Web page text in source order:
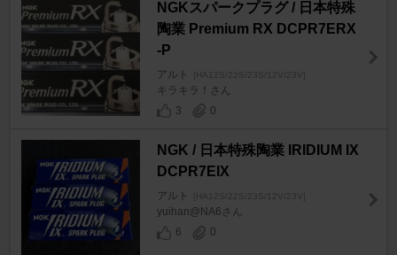
NGKスパークプラグ / 日本特殊
陶業 Premium RX DCPR7ERX
-P
アルト [HA12S/22S/23S/12V/23V]
キラキラ！さん
3
0
NGK / 日本特殊陶業 IRIDIUM IX
DCPR7EIX
アルト [HA12S/22S/23S/12V/23V]
yuihan@NA6さん
6
0